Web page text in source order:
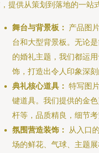
提供从策划到落地的一站
舞台与背景板：
产品图
台和大型背景板。无论
的婚礼主题，我们都运
饰，打造出令人印象深刻
典礼核心道具： 特写图
键道具。我们提供的金
杆等，品质精良，细节
氛围营造装饰：
从入口
场的鲜花、气球、主题